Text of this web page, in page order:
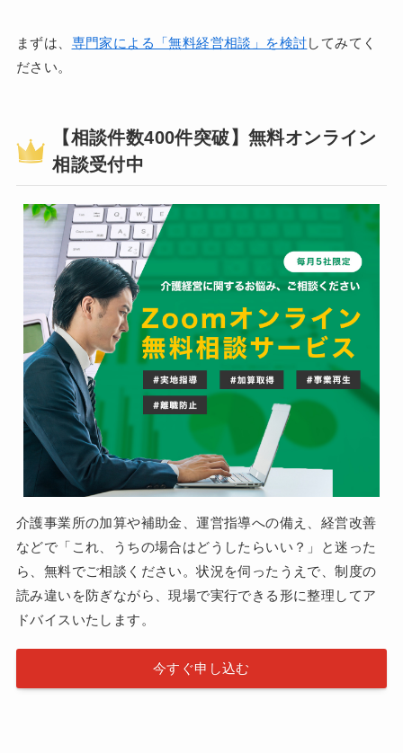
まずは、 専門家による「無料経営相談」を検討してみてく
ださい。
【相談件数400件突破】無料オンライン
相談受付中
介護事業所の加算や補助金、運営指導への備え、経営改善
などで「これ、うちの場合はどうしたらいい？」と迷った
ら、無料でご相談ください。状況を伺ったうえで、制度の
読み違いを防ぎながら、現場で実行できる形に整理してア
ドバイスいたします。
今すぐ申し込む